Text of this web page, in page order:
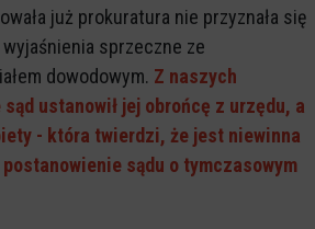
już prokuratura nie przyznała się
wyjaśnienia sprzeczne ze
dowodowym. Z naszych
ustanowił jej obrońcę z urzędu, a
- która twierdzi, że jest niewinna
sądu o tymczasowym